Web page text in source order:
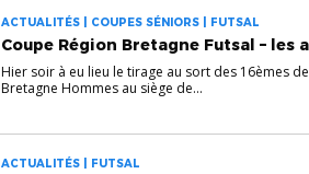
ACTUALITÉS | COUPES SÉNIORS | FUTSAL
Coupe Région Bretagne Futsal – les
Hier soir à eu lieu le tirage au sort des 16èmes
Bretagne Hommes au siège de...
ACTUALITÉS | FUTSAL